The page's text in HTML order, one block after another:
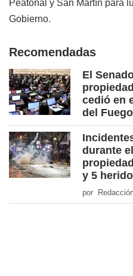
Peatonal y San Martín para
Gobierno.
Recomendadas
El
cedió en
del Fuego
durante
y 5
por